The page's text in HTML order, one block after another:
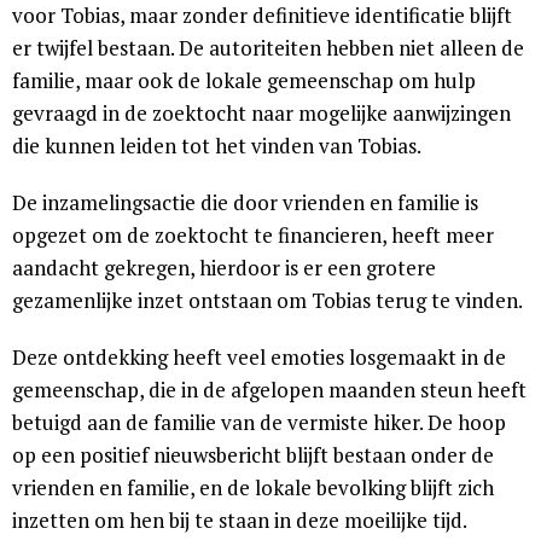
voor Tobias, maar zonder definitieve identificatie blijft
er twijfel bestaan. De autoriteiten hebben niet alleen de
familie, maar ook de lokale gemeenschap om hulp
gevraagd in de zoektocht naar mogelijke aanwijzingen
die kunnen leiden tot het vinden van Tobias.
De inzamelingsactie die door vrienden en familie is
opgezet om de zoektocht te financieren, heeft meer
aandacht gekregen, hierdoor is er een grotere
gezamenlijke inzet ontstaan om Tobias terug te vinden.
Deze ontdekking heeft veel emoties losgemaakt in de
gemeenschap, die in de afgelopen maanden steun heeft
betuigd aan de familie van de vermiste hiker. De hoop
op een positief nieuwsbericht blijft bestaan ​​onder de
vrienden en familie, en de lokale bevolking blijft zich
inzetten om hen bij te staan in deze moeilijke tijd.